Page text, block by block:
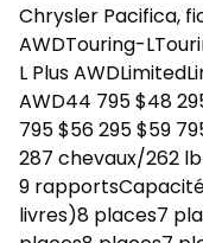
Chrysler Pacifica,
AWDTouring-
L Plus
AWD44 795 $48
795 $56 295 $59
287 chevaux/262
9
livres)8 places7